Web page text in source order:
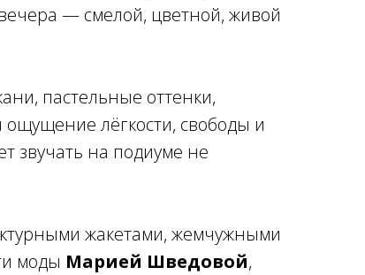
— смелой, цветной, живой
пастельные оттенки,
лёгкости, свободы и
звучать на подиуме не
жакетами, жемчужными
моды Марией Шведовой,